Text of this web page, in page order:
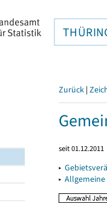
Zurück |
seit 01.12.2011
▸
▸